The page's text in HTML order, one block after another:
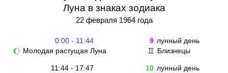
Луна в знаках зодиака
22 февраля 1964 года
0:00 - 11:44 9 лунный день
🌔 Молодая растущая Луна ♊ Близнецы
11:44 - 17:47 10 лунный день